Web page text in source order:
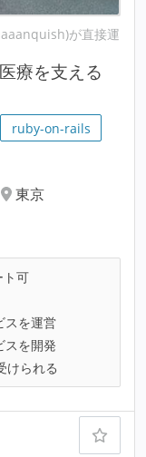
が直接運
療を支える
ruby-on-rails
東京
ト可
スを運営
スを開発
けられる